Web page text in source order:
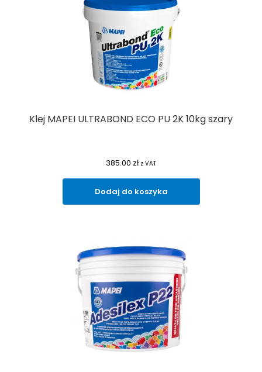
Klej MAPEI ULTRABOND ECO PU 2K 10kg szary
385.00 zł z VAT
Dodaj do koszyka